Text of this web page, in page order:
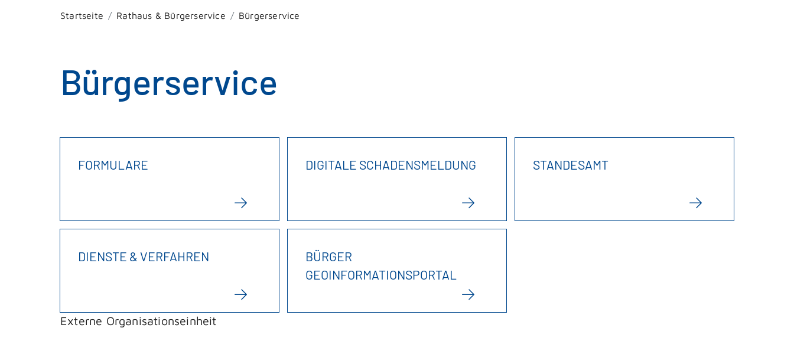
Startseite Rathaus & Bürgerservice Bürgerservice
Bürgerservice
FORMULARE DIGITALE SCHADENSMELDUNG STANDESAMT
DIENSTE & VERFAHREN
BÜRGER
GEOINFORMATIONSPORTAL
Externe Organisationseinheit